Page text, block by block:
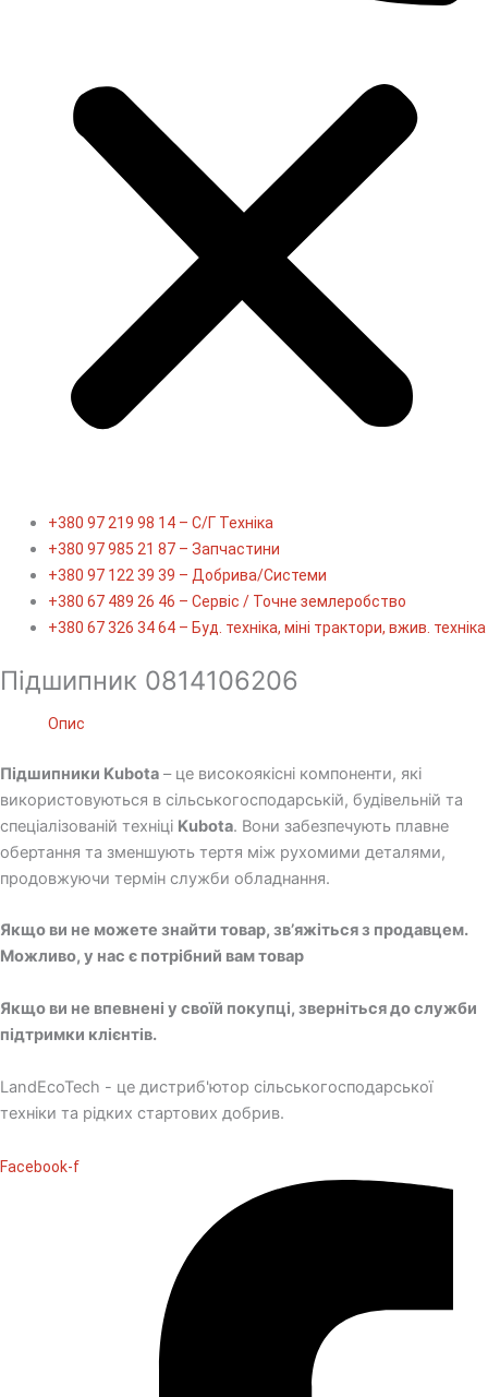
+380 97 219 98 14 – С/Г Техніка
+380 97 985 21 87 – Запчастини
+380 97 122 39 39 – Добрива/Cистеми
+380 67 489 26 46 – Сервіс / Точне землеробство
+380 67 326 34 64 – Буд. техніка, міні трактори, вжив. техніка
Підшипник 0814106206
Опис
Підшипники Kubota – це високоякісні компоненти, які
використовуються в сільськогосподарській, будівельній та
спеціалізованій техніці Kubota. Вони забезпечують плавне
обертання та зменшують тертя між рухомими деталями,
продовжуючи термін служби обладнання.
Якщо ви не можете знайти товар, зв’яжіться з продавцем.
Можливо, у нас є потрібний вам товар
Якщо ви не впевнені у своїй покупці, зверніться до служби
підтримки клієнтів.
LandEcoTech - це дистриб'ютор сільськогосподарської
техніки та рідких стартових добрив.
Facebook-f